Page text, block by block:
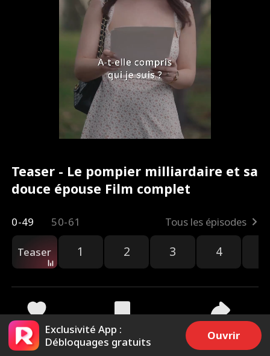
Teaser - Le pompier milliardaire et sa
douce épouse Film complet
0-49 50-61 Tous les épisodes
Teaser 1 2 3 4
9.2k 55.4k Partager
Exclusivité App :
Débloquages gratuits
Ouvrir